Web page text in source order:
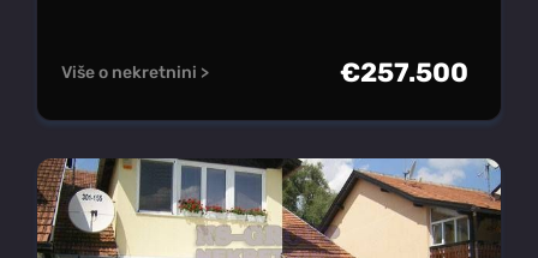
Više o nekretnini > €257.500